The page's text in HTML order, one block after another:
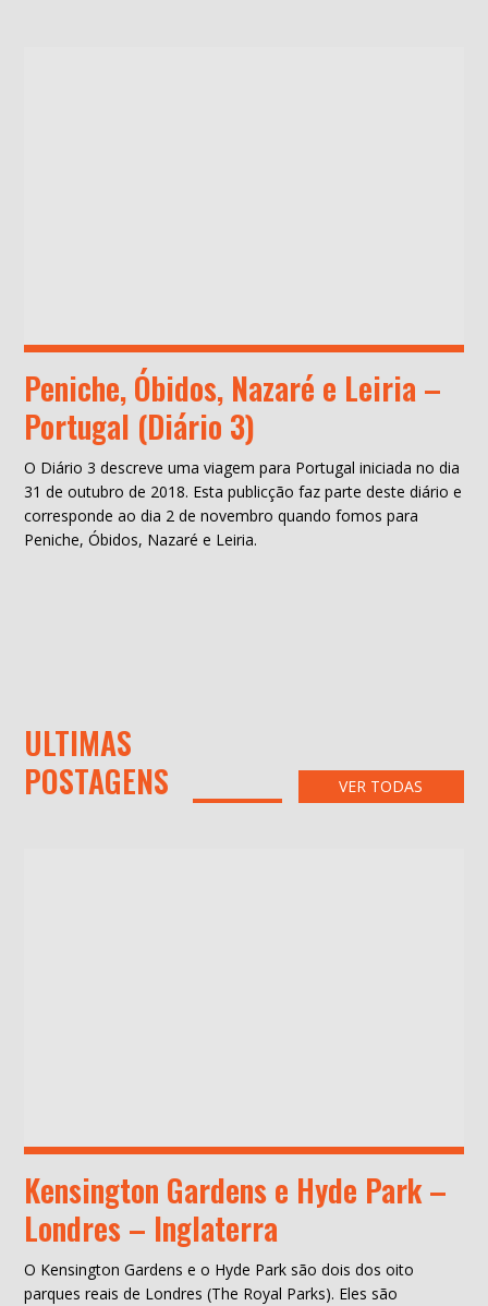
Peniche, Óbidos, Nazaré e Leiria –
Portugal (Diário 3)
O Diário 3 descreve uma viagem para Portugal iniciada no dia
31 de outubro de 2018. Esta publicção faz parte deste diário e
corresponde ao dia 2 de novembro quando fomos para
Peniche, Óbidos, Nazaré e Leiria.
ULTIMAS
POSTAGENS
VER TODAS
Kensington Gardens e Hyde Park –
Londres – Inglaterra
O Kensington Gardens e o Hyde Park são dois dos oito
parques reais de Londres (The Royal Parks). Eles são